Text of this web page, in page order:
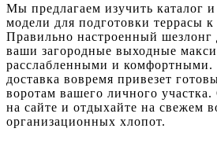
Мы предлагаем изучить каталог
модели для подготовки террасы к
Правильно настроенный шезлонг
ваши загородные выходные
расслабленными и комфортными.
доставка вовремя привезет
воротам вашего личного
на сайте и отдыхайте на свежем
организационных хлопот.